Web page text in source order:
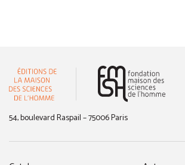
54, boulevard Raspail – 75006 Paris